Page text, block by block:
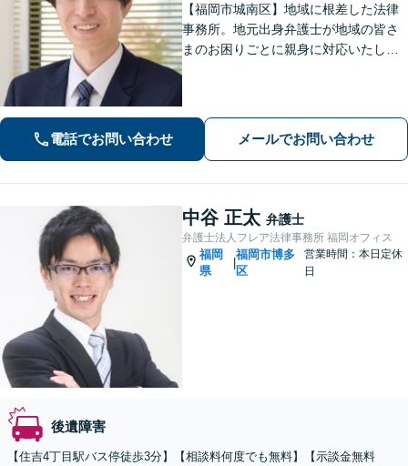
【福岡市城南区】地域に根差した法律
事務所。地元出身弁護士が地域の皆さ
まのお困りごとに親身に対応いたしま
電話でお問い合わせ メールでお問い合わせ
中谷 正太 弁護士
弁護士法人フレア法律事務所 福岡オフィス
福岡
県
|
福岡市博多
区
営業時間：本日定休
日
後遺障害
【住吉4丁目駅バス停徒歩3分】【相談料何度でも無料】【示談金無料